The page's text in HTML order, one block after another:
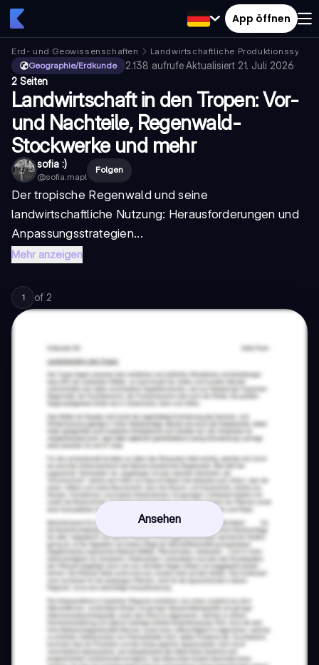
App öffnen
Erd- und Geowissenschaften
Landwirtschaftliche
Geographie/Erdkunde
2.138 aufrufe·Aktualisiert 21. Juli 2026·
2 Seiten
Landwirtschaft in den Tropen: Vor-
und Nachteile, Regenwald-
Stockwerke und mehr
sofia :)
@sofia.mapl
Folgen
Der tropische Regenwald und seine
landwirtschaftliche Nutzung: Herausforderungen und
Anpassungsstrategien...
Mehr anzeigen
1 of 2
Ansehen